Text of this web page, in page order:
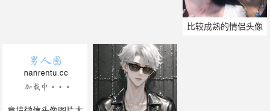
比较成熟的情侣头像